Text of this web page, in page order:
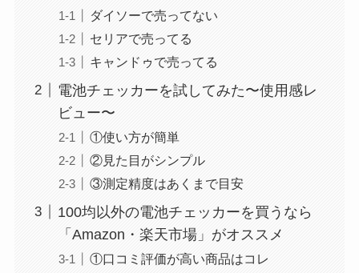
ダイソーで売ってない
セリアで売ってる
キャンドゥで売ってる
電池チェッカーを試してみた〜使用感レ
ビュー〜
①使い方が簡単
②見た目がシンプル
③測定精度はあくまで目安
100均以外の電池チェッカーを買うなら
「Amazon・楽天市場」がオススメ
①口コミ評価が高い商品はコレ